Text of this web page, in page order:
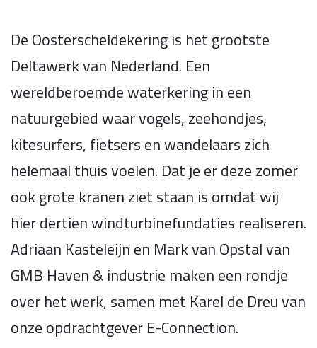
De Oosterscheldekering is het grootste
Deltawerk van Nederland. Een
wereldberoemde waterkering in een
natuurgebied waar vogels, zeehondjes,
kitesurfers, fietsers en wandelaars zich
helemaal thuis voelen. Dat je er deze zomer
ook grote kranen ziet staan is omdat wij
hier dertien windturbinefundaties realiseren.
Adriaan Kasteleijn en Mark van Opstal van
GMB Haven & industrie maken een rondje
over het werk, samen met Karel de Dreu van
onze opdrachtgever E-Connection.